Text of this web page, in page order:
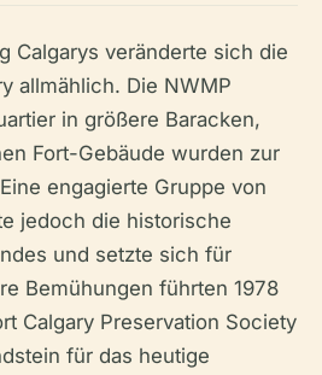
Calgarys veränderte sich die
allmählich. Die NWMP
in größere Baracken,
Fort-Gebäude wurden zur
engagierte Gruppe von
jedoch die historische
und setzte sich für
Bemühungen führten 1978
Calgary Preservation Society
für das heutige